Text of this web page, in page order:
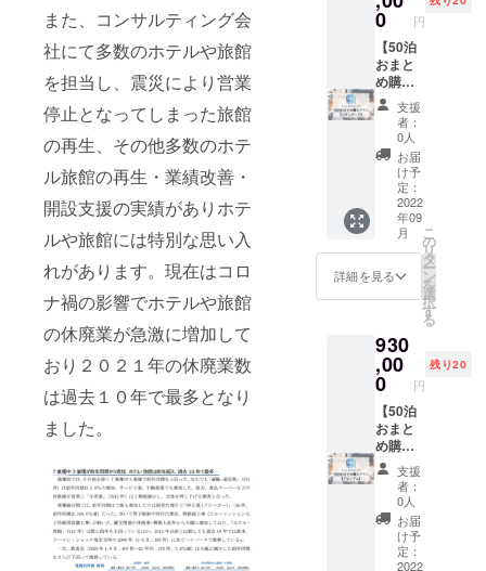
また、コンサルティング会
社にて多数のホテルや旅館
を担当し、震災により営業
停止となってしまった旅館
の再生、その他多数のホテ
ル旅館の再生・業績改善・
開設支援の実績がありホテ
ルや旅館には特別な思い入
れがあります。現在はコロ
ナ禍の影響でホテルや旅館
の休廃業が急激に増加して
おり２０２１年の休廃業数
は過去１０年で最多となり
ました。
ASAKU
SA ●浅
草橋ベ
ルモン
トホテ
ル ●イ
ビス大
阪梅田
●イビス
スタイ
ルズ大
阪難波
●那覇
ビーチ
サイド
ホテル
※1支援
につ
則1名様
が対象
となり
ます。
ホテル
によっ
ては2名
宿泊で
きる場
合もあ
るの
で、必
要な場
合はお
は、HP
をご確
認くだ
さい
北海
道・東
京・大
阪・京
都・沖
縄 ご利
用可能
期間：
2023年
7月31日
まで
【宿泊
可能な
施設】
●京町家
雅 釜座
邸 かみ
座庵 ●
雅 釜座
邸 しも
座庵 ●
京町家
雅 清水
邸 梅林
庵 ●京
町家 雅
清水邸
紅葉庵
●フレイ
ザース
イート
赤坂
りま
す。 HP
経由で
の通常
予約で
は、初
月のみ
月3泊、
5泊、10
泊プラ
ンに関
して約
20％の
割引が
適用さ
れます
が、こ
の法人
では表
示人数
分のプ
ラン割
引約
20％の
適用期
間を2年
間に延
長でき
るオプ
ション
（月3
泊、5
0 円
【50泊
おまと
め購入
プラ
ン：ス
タン
ダー
ド】
CAMPF
IRE限定
スタン
ダード
プラン
該当の
お部屋
の中か
きなお
部屋に
50泊宿
泊して
いただ
けま
す。 ※
連泊・1
泊ずつ
分けて
のご利
用いず
れも可
能で
支援
者：
0人
お届
け予
定：
2022
年09
月
詳細を見る
こ
の
リ
タ
ー
ン
を
選
択
す
る
930
,00
0 円
残り20
【50泊
おまと
め購入
プラ
ン：プ
レミア
ム】
CAMPF
IRE限定
プレミ
支援
者：
0人
お届
け予
定：
2022